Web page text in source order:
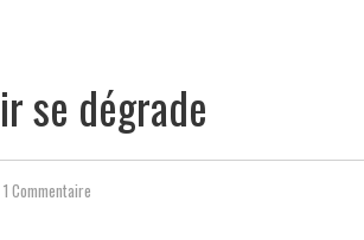
se dégrade
1 Commentaire